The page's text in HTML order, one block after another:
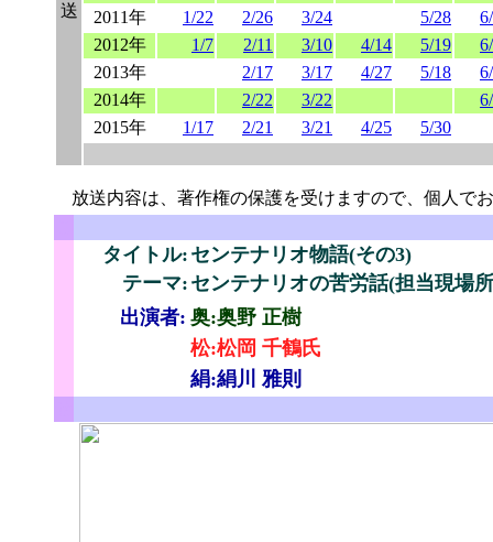
送
2011年
1/22 2/26 3/24 5/28
2012年
1/7 2/11 3/10 4/14 5/19
2013年
2/17 3/17 4/27 5/18
2014年
2/22 3/22
2015年
1/17 2/21 3/21 4/25 5/30
放送内容は、著作権の保護を受けますので、個人で
タイトル: センテナリオ物語(その3)
テーマ: センテナリオの苦労話(担当現場
出演者: 奥:奥野 正樹
松:松岡 千鶴氏
絹:絹川 雅則